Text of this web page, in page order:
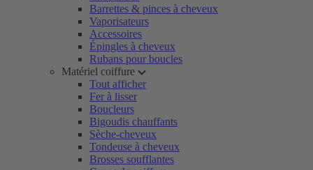
Barrettes & pinces à cheveux
Vaporisateurs
Accessoires
Épingles à cheveux
Rubans pour boucles
Matériel coiffure
Tout afficher
Fer à lisser
Boucleurs
Bigoudis chauffants
Sèche-cheveux
Tondeuse à cheveux
Brosses soufflantes